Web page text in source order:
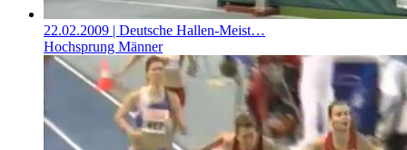
22.02.2009 | Deutsche Hallen-Meist…
Hochsprung Männer